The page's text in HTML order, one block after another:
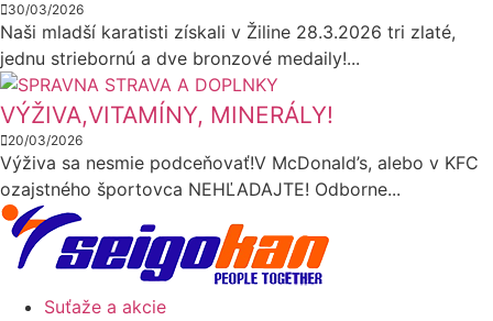
30/03/2026
Naši mladší karatisti získali v Žiline 28.3.2026 tri zlaté,
jednu striebornú a dve bronzové medaily!...
VÝŽIVA,VITAMÍNY, MINERÁLY!
20/03/2026
Výživa sa nesmie podceňovať!V McDonald’s, alebo v KFC
ozajstného športovca NEHĽADAJTE! Odborne...
Suťaže a akcie